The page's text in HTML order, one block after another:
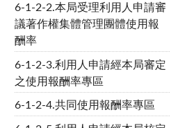
6-1-2-2.本局受理利用人申請審
議著作權集體管理團體使用報
酬率
6-1-2-3.利用人申請經本局審定
之使用報酬率專區
6-1-2-4.共同使用報酬率專區